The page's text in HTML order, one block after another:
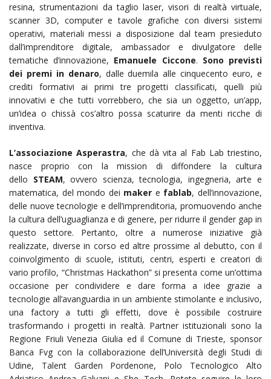
resina, strumentazioni da taglio laser, visori di realtà virtuale,
scanner 3D, computer e tavole grafiche con diversi sistemi
operativi, materiali messi a disposizione dal team presieduto
dall’imprenditore digitale, ambassador e divulgatore delle
tematiche d’innovazione, Emanuele Ciccone. Sono previsti
dei premi in denaro, dalle duemila alle cinquecento euro, e
crediti formativi ai primi tre progetti classificati, quelli più
innovativi e che tutti vorrebbero, che sia un oggetto, un’app,
un’idea o chissà cos’altro possa scaturire da menti ricche di
inventiva.
L’associazione Asperastra, che dà vita al Fab Lab triestino,
nasce proprio con la mission di diffondere la cultura
dello STEAM, ovvero scienza, tecnologia, ingegneria, arte e
matematica, del mondo dei maker e fablab, dell’innovazione,
delle nuove tecnologie e dell’imprenditoria, promuovendo anche
la cultura dell’uguaglianza e di genere, per ridurre il gender gap in
questo settore. Pertanto, oltre a numerose iniziative già
realizzate, diverse in corso ed altre prossime al debutto, con il
coinvolgimento di scuole, istituti, centri, esperti e creatori di
vario profilo, “Christmas Hackathon” si presenta come un’ottima
occasione per condividere e dare forma a idee grazie a
tecnologie all’avanguardia in un ambiente stimolante e inclusivo,
una factory a tutti gli effetti, dove è possibile costruire
trasformando i progetti in realtà. Partner istituzionali sono la
Regione Friuli Venezia Giulia ed il Comune di Trieste, sponsor
Banca Fvg con la collaborazione dell’Università degli Studi di
Udine, Talent Garden Pordenone, Polo Tecnologico Alto